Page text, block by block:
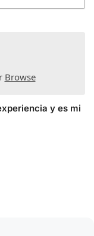
Browse
y es mi